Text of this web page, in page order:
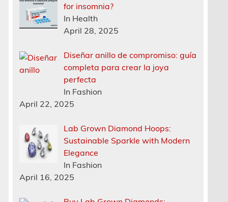
for insomnia?
In Health
April 28, 2025
Diseñar anillo de compromiso: guía
completa para crear la joya
perfecta
In Fashion
April 22, 2025
Lab Grown Diamond Hoops:
Sustainable Sparkle with Modern
Elegance
In Fashion
April 16, 2025